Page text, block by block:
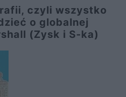
czyli wszystko
o globalnej
(Zysk i S-ka)